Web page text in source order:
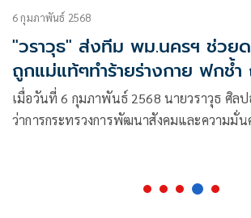
6 กุมภาพันธ์ 2568
"วราวุธ" ส่งทีม พม.นครฯ ช่วย
ถูกแม่แท้ๆทำร้ายร่างกาย ฟกช้
รับเข้าคุ้มครองชั่วคราว
เมื่อวันที่ 6 กุมภาพันธ์ 2568 นายวราวุธ ศิล
ว่าการกระทรวงการพัฒนาสังคมและความมั่
เด็กหญิงอายุ 1 ปี 7 เดือน ถูกแม่ทำร้ายร่างกา